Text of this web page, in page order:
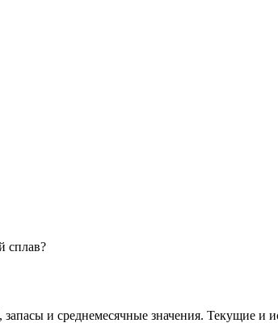
сплав?
и среднемесячные значения. Текущие и